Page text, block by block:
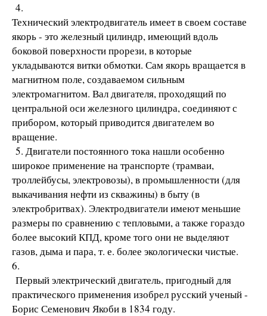
4.
Технический электродвигатель имеет в своем составе
якорь - это железный цилиндр, имеющий вдоль
боковой поверхности прорези, в которые
укладываются витки обмотки. Сам якорь вращается в
магнитном поле, создаваемом сильным
электромагнитом. Вал двигателя, проходящий по
центральной оси железного цилиндра, соединяют с
прибором, который приводится двигателем во
вращение.
5. Двигатели постоянного тока нашли особенно
широкое применение на транспорте (трамваи,
троллейбусы, электровозы), в промышленности (для
выкачивания нефти из скважины) в быту (в
электробритвах). Электродвигатели имеют меньшие
размеры по сравнению с тепловыми, а также гораздо
более высокий КПД, кроме того они не выделяют
газов, дыма и пара, т. е. более экологически чистые.
6.
Первый электрический двигатель, пригодный для
практического применения изобрел русский ученый -
Борис Семенович Якоби в 1834 году.